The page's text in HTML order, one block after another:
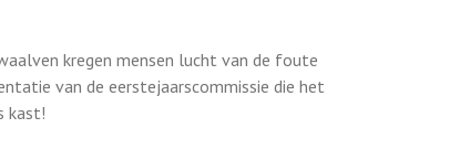
kregen mensen lucht van de foute
van de eerstejaarscommissie die het
kast!